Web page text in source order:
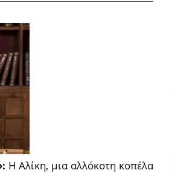
: Η Αλίκη, μια αλλόκοτη κοπέλα